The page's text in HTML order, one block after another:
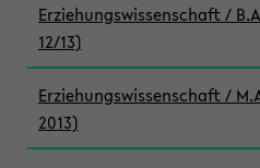
Erziehungswissenschaft /
12/13)
Erziehungswissenschaft /
2013)